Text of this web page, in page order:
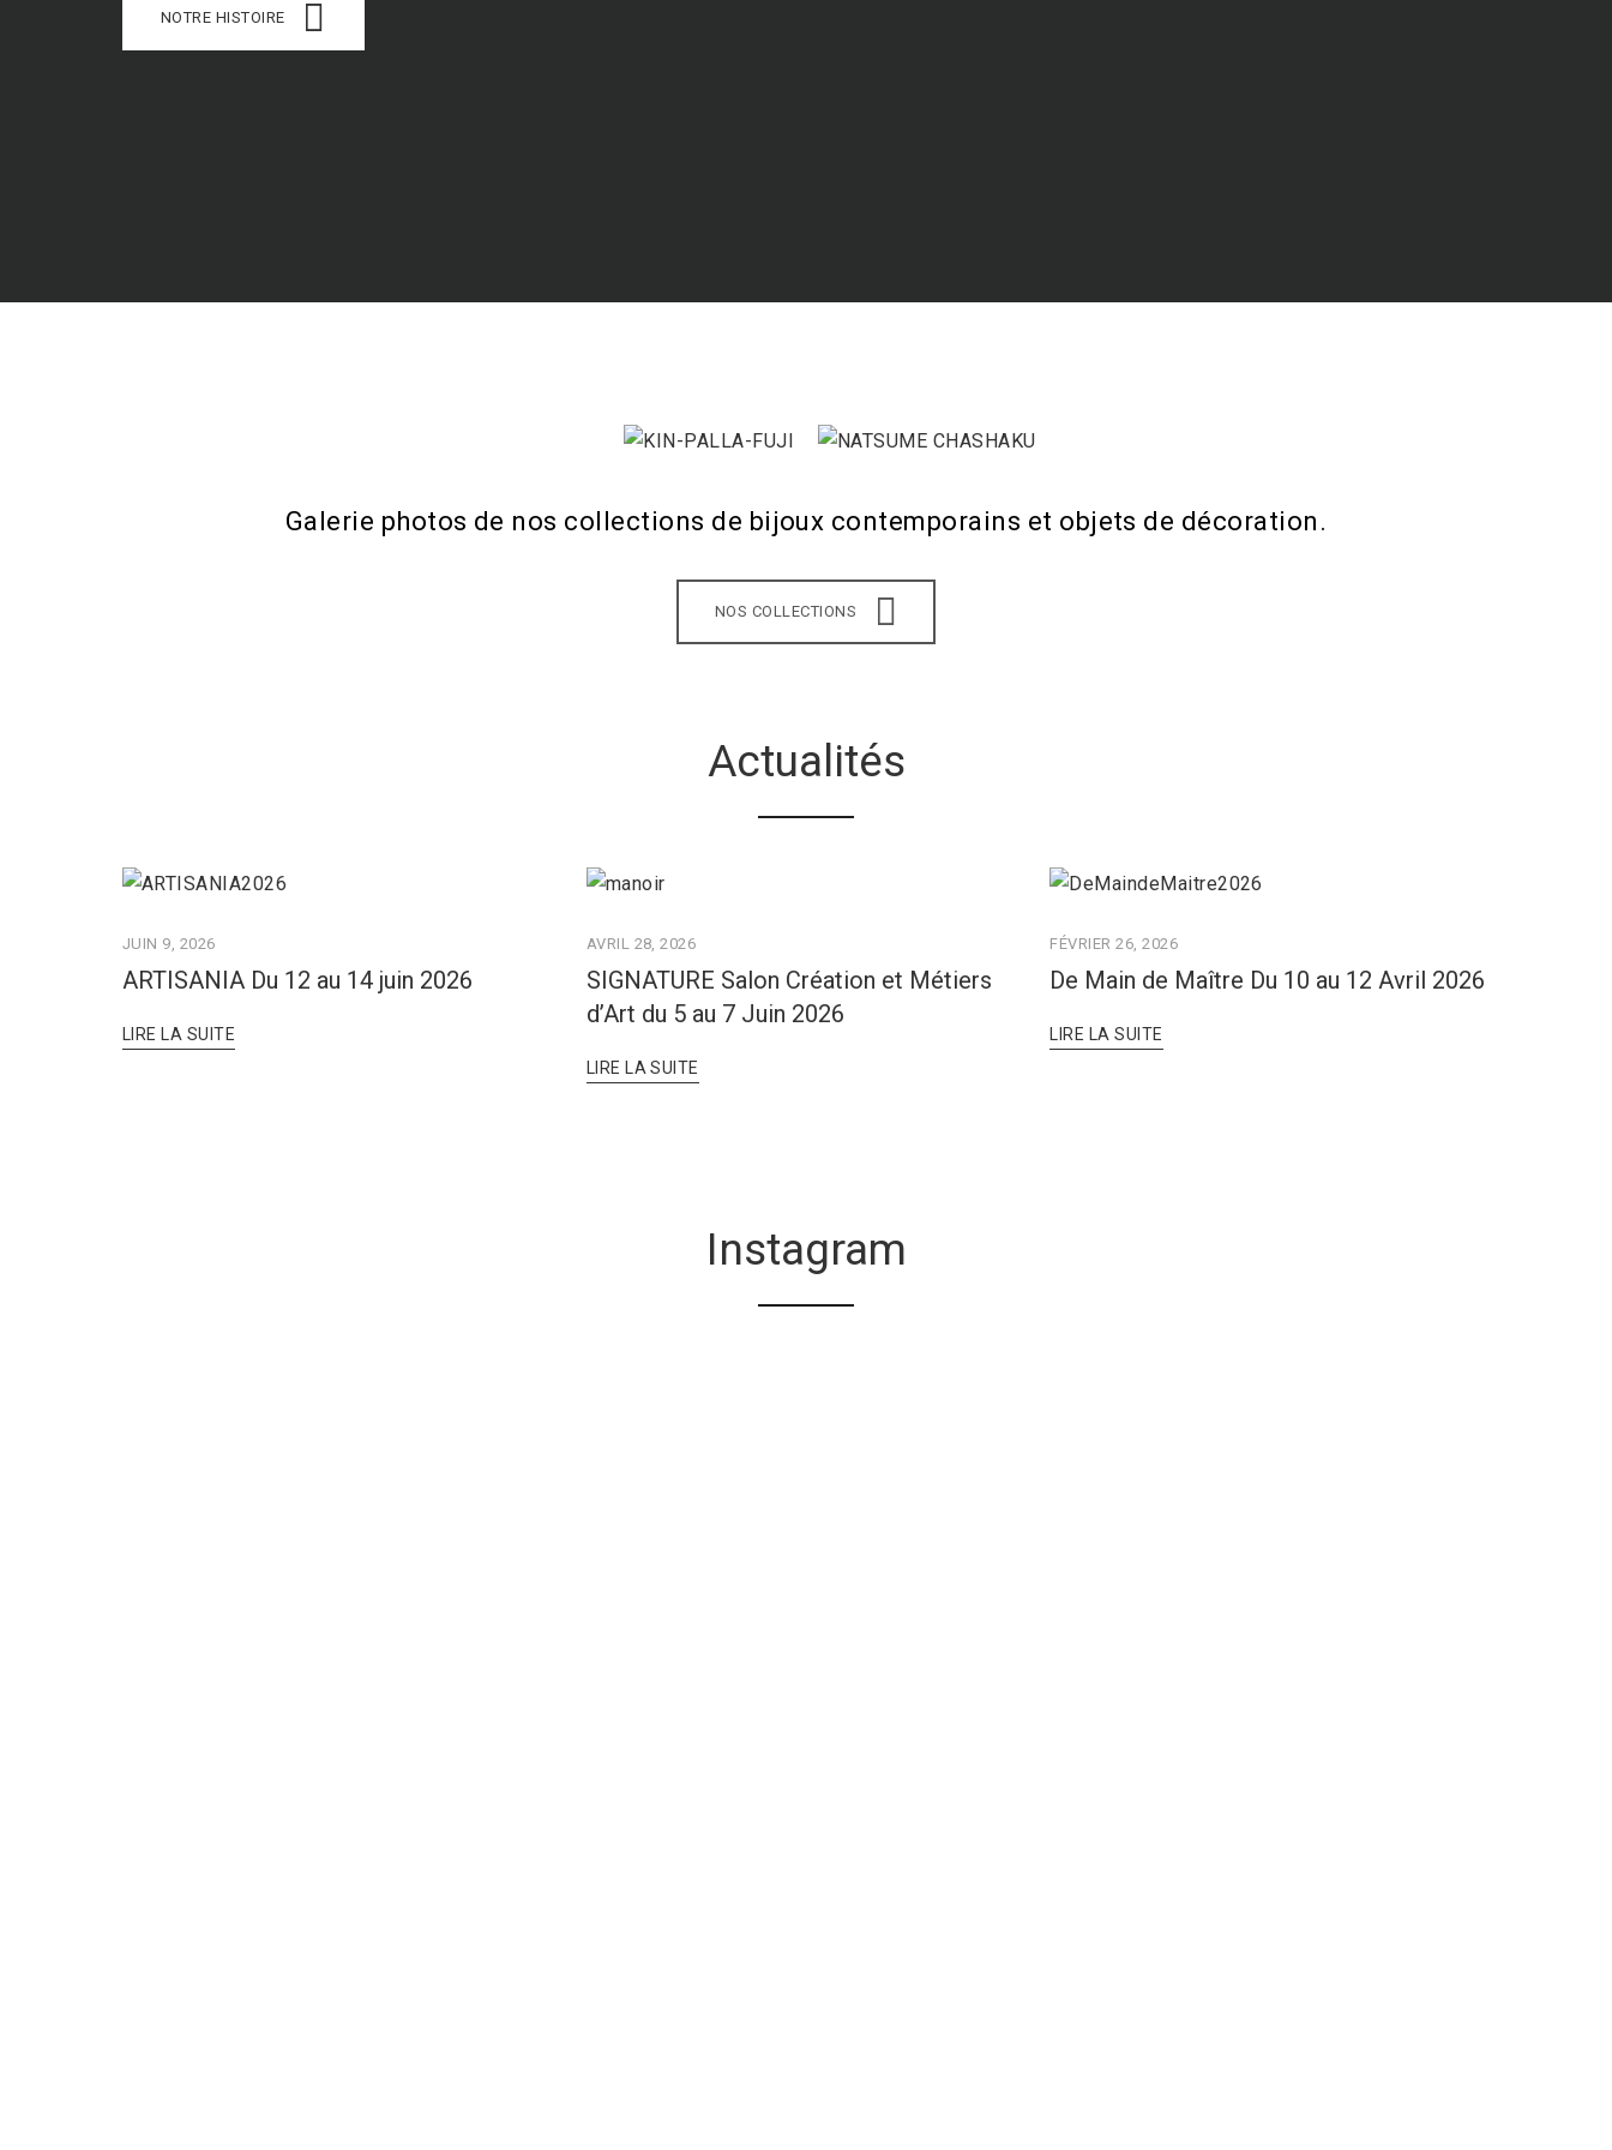
NOTRE HISTOIRE
Galerie photos de nos collections de bijoux contemporains et objets de décoration.
NOS COLLECTIONS
Actualités
JUIN 9, 2026
ARTISANIA Du 12 au 14 juin 2026
LIRE LA SUITE
AVRIL 28, 2026
SIGNATURE Salon Création et Métiers
d’Art du 5 au 7 Juin 2026
LIRE LA SUITE
FÉVRIER 26, 2026
De Main de Maître Du 10 au 12 Avril 2026
LIRE LA SUITE
Instagram